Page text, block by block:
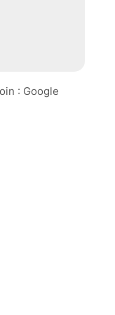
: Google